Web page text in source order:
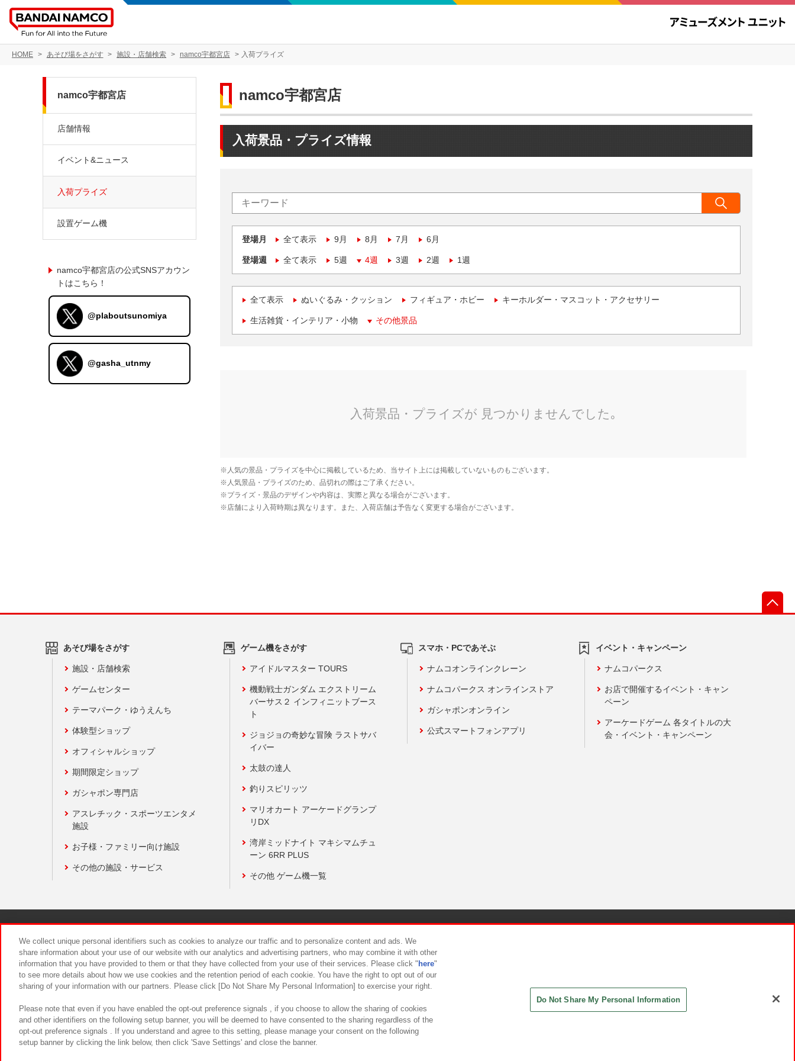
HOME あそび場をさがす 施設・店舗検索 namco宇都宮店 入荷プライズ
namco宇都宮店
入荷景品・プライズ情報
登場月 全て表示 9月 8月 7月 6月
登場週 全て表示 5週 4週 3週 2週 1週
全て表示 ぬいぐるみ・クッション フィギュア・ホビー キーホルダー・マスコット・アクセサリー
生活雑貨・インテリア・小物 その他景品
namco宇都宮店
店舗情報
イベント&ニュース
入荷プライズ
設置ゲーム機
namco宇都宮店の公式SNSアカウン
トはこちら！
@plaboutsunomiya
@gasha_utnmy
あそび場をさがす
施設・店舗検索
ゲームセンター
テーマパーク・ゆうえんち
体験型ショップ
オフィシャルショップ
期間限定ショップ
ガシャポン専門店
アスレチック・スポーツエンタメ
施設
お子様・ファミリー向け施設
その他の施設・サービス
ゲーム機をさがす
アイドルマスター TOURS
機動戦士ガンダム エクストリーム
バーサス２ インフィニットブース
ト
ジョジョの奇妙な冒険 ラストサバ
イバー
太鼓の達人
釣りスピリッツ
マリオカート アーケードグランプ
リDX
湾岸ミッドナイト マキシマムチュ
ーン 6RR PLUS
その他 ゲーム機一覧
スマホ・PCであそぶ
ナムコオンラインクレーン
ナムコパークス オンラインストア
ガシャポンオンライン
公式スマートフォンアプリ
イベント・キャンペーン
ナムコパークス
お店で開催するイベント・キャン
ペーン
アーケードゲーム 各タイトルの大
会・イベント・キャンペーン
食品のご提供について カスタマーハラスメント対応方針
We collect unique personal identifiers such as cookies to analyze our traffic and to personalize content and ads. We
share information about your use of our website with our analytics and advertising partners, who may combine it with other
information that you have provided to them or that they have collected from your use of their services. Please click " here"
to see more details about how we use cookies and the retention period of each cookie. You have the right to opt out of our
sharing of your information with our partners. Please click [Do Not Share My Personal Information] to exercise your right.
Please note that even if you have enabled the opt-out preference signals , if you choose to allow the sharing of cookies
and other identifiers on the following setup banner, you will be deemed to have consented to the sharing regardless of the
opt-out preference signals . If you understand and agree to this setting, please manage your consent on the following
setup banner by clicking the link below, then click 'Save Settings' and close the banner.
Do Not Share My Personal Information